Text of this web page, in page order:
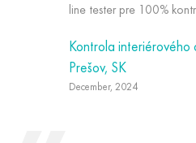
line tester pre 100%
Kontrola interiérového
Prešov, SK
December, 2024